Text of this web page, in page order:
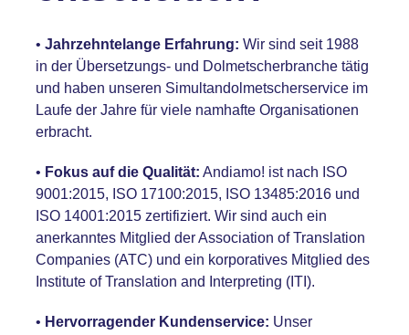
• Jahrzehntelange Erfahrung: Wir sind seit 1988
in der Übersetzungs- und Dolmetscherbranche tätig
und haben unseren Simultandolmetscherservice im
Laufe der Jahre für viele namhafte Organisationen
erbracht.
• Fokus auf die Qualität: Andiamo! ist nach ISO
9001:2015, ISO 17100:2015, ISO 13485:2016 und
ISO 14001:2015 zertifiziert. Wir sind auch ein
anerkanntes Mitglied der Association of Translation
Companies (ATC) und ein korporatives Mitglied des
Institute of Translation and Interpreting (ITI).
• Hervorragender Kundenservice: Unser